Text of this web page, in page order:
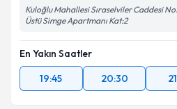
Kuloğlu Mahallesi Sıraselviler Caddesi
Üstü Simge Apartmanı Kat:2
En Yakın Saatler
19:45
20:30